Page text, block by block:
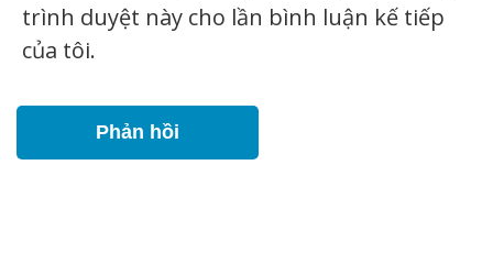
trình duyệt này cho lần bình luận kế tiếp
của tôi.